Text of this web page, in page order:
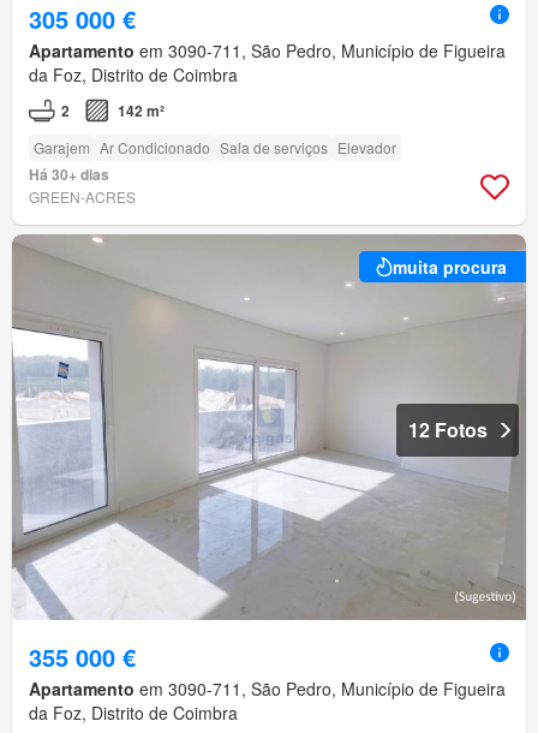
305 000 €
Apartamento em 3090-711, São Pedro, Município de Figueira
da Foz, Distrito de Coimbra
2 142 m²
Garajem Ar Condicionado Sala de serviços Elevador
Há 30+ dias
GREEN-ACRES
muita procura
12 Fotos
355 000 €
Apartamento em 3090-711, São Pedro, Município de Figueira
da Foz, Distrito de Coimbra